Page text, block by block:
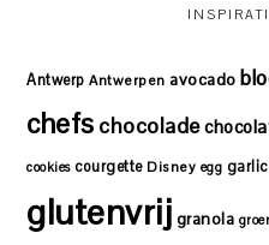
Antwerp Antwerpen avocado
chefs chocolade
cookies courgette Disney egg garlic
glutenvrij granola